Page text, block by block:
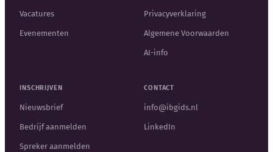
Vacatures
Evenementen
Privacyverklaring
Algemene Voorwaarden
AI-info
INSCHRIJVEN
Nieuwsbrief
Bedrijf aanmelden
Spreker aanmelden
CONTACT
info@ibgids.nl
LinkedIn